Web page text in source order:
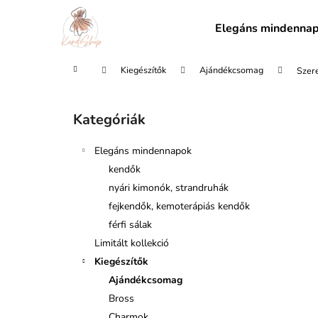
Elegáns
KezdőlapKiegészítők Ajándékcsomag
Kategóriák
átugrása
Kategóriák
Elegáns mindennapok
kendők
nyári kimonók, strandruhák
fejkendők, kemoterápiás kendők
férfi sálak
Limitált kollekció
Kiegészítők
Ajándékcsomag
Bross
Vissza
Vissza